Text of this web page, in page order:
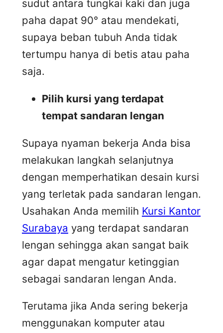
sudut antara tungkai kaki dan juga
paha dapat 90° atau mendekati,
supaya beban tubuh Anda tidak
tertumpu hanya di betis atau paha
saja.
Pilih kursi yang terdapat
tempat sandaran lengan
Supaya nyaman bekerja Anda bisa
melakukan langkah selanjutnya
dengan memperhatikan desain kursi
yang terletak pada sandaran lengan.
Usahakan Anda memilih Kursi Kantor
Surabaya yang terdapat sandaran
lengan sehingga akan sangat baik
agar dapat mengatur ketinggian
sebagai sandaran lengan Anda.
Terutama jika Anda sering bekerja
menggunakan komputer atau